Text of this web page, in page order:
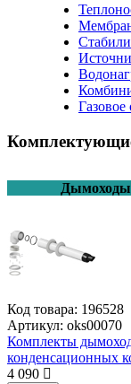
Газовое
Дымоходы
Код товара: 196528
Артикул: oks00070
Комплекты
конденсационных
4 090